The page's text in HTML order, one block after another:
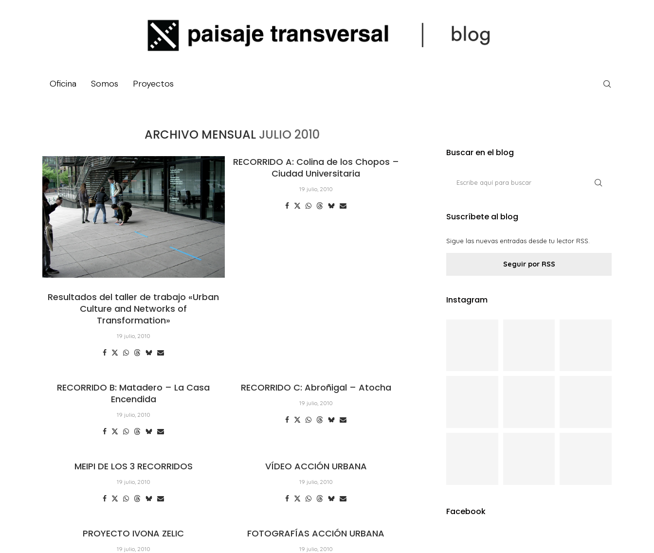
Oficina Somos Proyectos
ARCHIVO MENSUAL JULIO 2010
Resultados del taller de trabajo «Urban
Culture and Networks of
Transformation»
19 julio, 2010
RECORRIDO A: Colina de los Chopos –
Ciudad Universitaria
19 julio, 2010
RECORRIDO B: Matadero – La Casa
Encendida
19 julio, 2010
RECORRIDO C: Abroñigal – Atocha
19 julio, 2010
MEIPI DE LOS 3 RECORRIDOS
19 julio, 2010
VÍDEO ACCIÓN URBANA
19 julio, 2010
PROYECTO IVONA ZELIC
19 julio, 2010
FOTOGRAFÍAS ACCIÓN URBANA
19 julio, 2010
Buscar en el blog
Suscríbete al blog
Sigue las nuevas entradas desde tu lector RSS.
Seguir por RSS
Instagram
Facebook